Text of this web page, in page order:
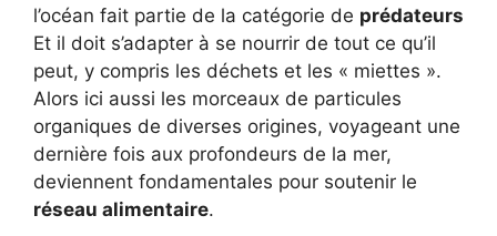
l’océan fait partie de la catégorie de prédateurs
Et il doit s’adapter à se nourrir de tout ce qu’il
peut, y compris les déchets et les « miettes ».
Alors ici aussi les morceaux de particules
organiques de diverses origines, voyageant une
dernière fois aux profondeurs de la mer,
deviennent fondamentales pour soutenir le
réseau alimentaire.